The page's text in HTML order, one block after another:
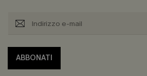
ABBONATI